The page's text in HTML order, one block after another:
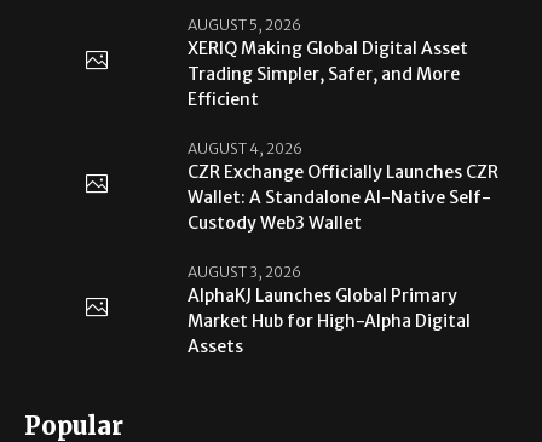
AUGUST 5, 2026
XERIQ Making Global Digital Asset
Trading Simpler, Safer, and More
Efficient
AUGUST 4, 2026
CZR Exchange Officially Launches CZR
Wallet: A Standalone AI-Native Self-
Custody Web3 Wallet
AUGUST 3, 2026
AlphaKJ Launches Global Primary
Market Hub for High-Alpha Digital
Assets
Popular